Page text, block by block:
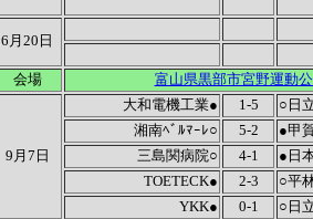
6月20日
会場 富山県黒部市宮野運動
9月7日
大和電機工業● 1-5
○日
湘南ﾍﾞﾙﾏｰﾚ○
5-2
●甲
三島関病院○
4-1
●日
TOETECK●
2-3
○平
YKK●
0-1 ○日